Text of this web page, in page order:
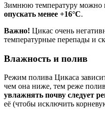
Зимнюю температуру можно
опускать менее +16°C.
Важно! Цикас очень
температурные перепады и
Влажность и полив
Режим полива Цикаса
чем она ниже, тем реже
увлажнять почву следует
её (чтобы исключить